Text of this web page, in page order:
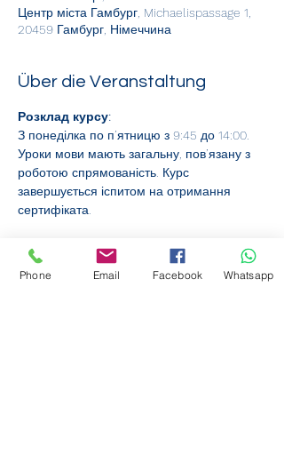
Центр міста Гамбург, Michaelispassage 1,
20459 Гамбург, Німеччина
Über die Veranstaltung
Розклад курсу:
З понеділка по п’ятницю з 9:45 до 14:00.
Уроки мови мають загальну, пов’язану з
роботою спрямованість. Курс
завершується іспитом на отримання
сертифіката.
Фінансова підтримка:
Курси фінансуються за рахунок коштів
федерального бюджету. Участь
Phone Email Facebook Whatsapp